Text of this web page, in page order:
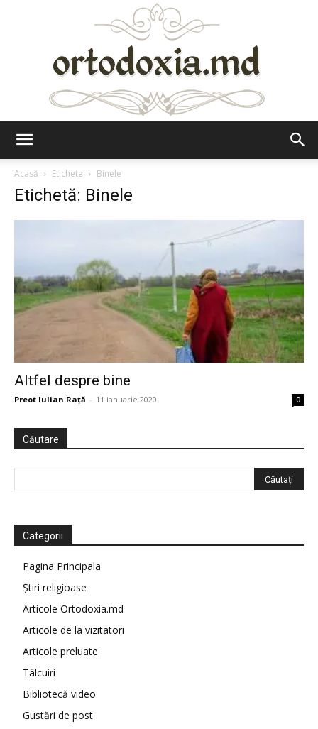
Acasă
Etichete Binele
Etichetă: Binele
Altfel despre bine
Preot Iulian Raţă - 11 ianuarie 2020 0
Căutare
Categorii
Pagina Principala
Știri religioase
Articole Ortodoxia.md
Articole de la vizitatori
Articole preluate
Tâlcuiri
Bibliotecă video
Gustări de post